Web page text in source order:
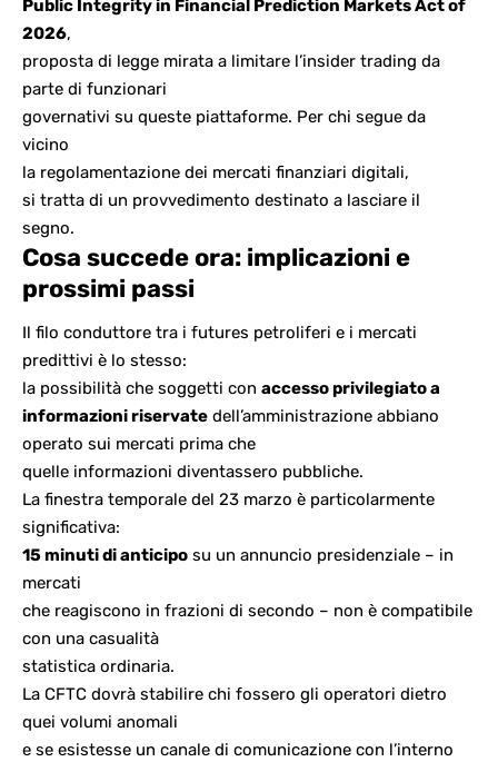
Public Integrity in Financial Prediction Markets Act of
2026,
proposta di legge mirata a limitare l’insider trading da
parte di funzionari
governativi su queste piattaforme. Per chi segue da
vicino
la regolamentazione dei mercati finanziari digitali,
si tratta di un provvedimento destinato a lasciare il
segno.
Cosa succede ora: implicazioni e
prossimi passi
Il filo conduttore tra i futures petroliferi e i mercati
predittivi è lo stesso:
la possibilità che soggetti con accesso privilegiato a
informazioni riservate dell’amministrazione abbiano
operato sui mercati prima che
quelle informazioni diventassero pubbliche.
La finestra temporale del 23 marzo è particolarmente
significativa:
15 minuti di anticipo su un annuncio presidenziale – in
mercati
che reagiscono in frazioni di secondo – non è compatibile
con una casualità
statistica ordinaria.
La CFTC dovrà stabilire chi fossero gli operatori dietro
quei volumi anomali
e se esistesse un canale di comunicazione con l’interno